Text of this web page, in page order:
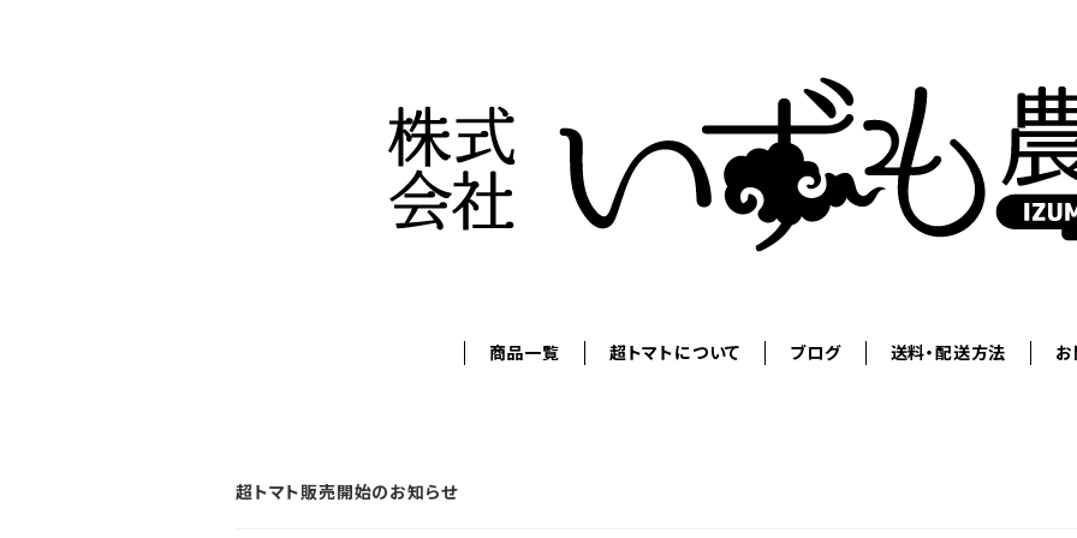
商品一覧 超トマトについて ブログ 送料・配送方法
超トマト販売開始のお知らせ